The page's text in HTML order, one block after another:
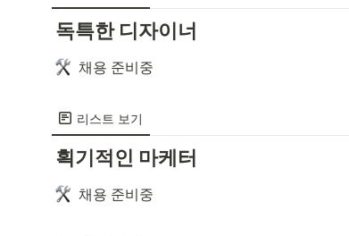
독특한 디자이너
채용 준비중
리스트 보기
획기적인 마케터
채용 준비중